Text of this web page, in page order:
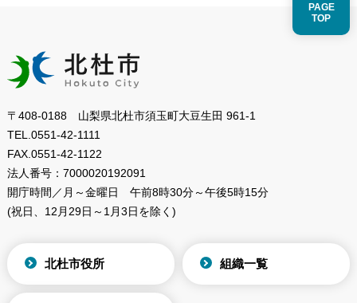
PAGE
TOP
〒408-0188 山梨県北杜市須玉町大豆生田 961-1
TEL. 0551-42-1111
FAX. 0551-42-1122
法人番号： 7000020192091
開庁時間／月～金曜日
午前8時30分～午後5時15分
(祝日、12月29日～1月3日を除く)
北杜市役所 組織一覧